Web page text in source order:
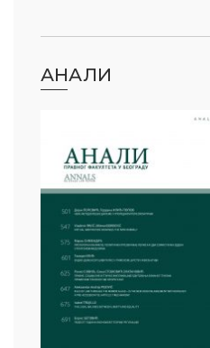
АНАЛИ